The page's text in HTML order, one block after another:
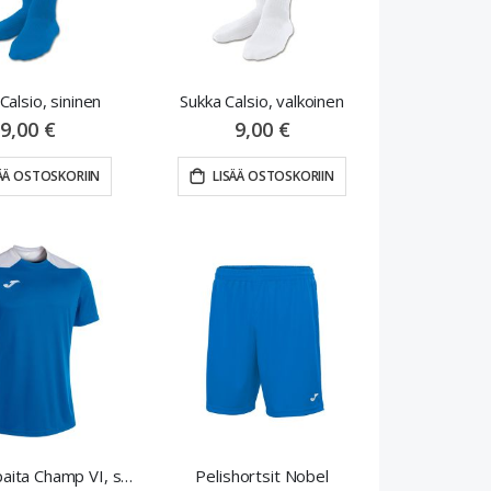
sininen
9,00 €
OSTOSKORIIN
Sukka Calsio, valkoinen
9,00 €
LISÄÄ OSTOSKORIIN
Vieraspelipaita Champ VI, sininen Pelishortsit Nobel